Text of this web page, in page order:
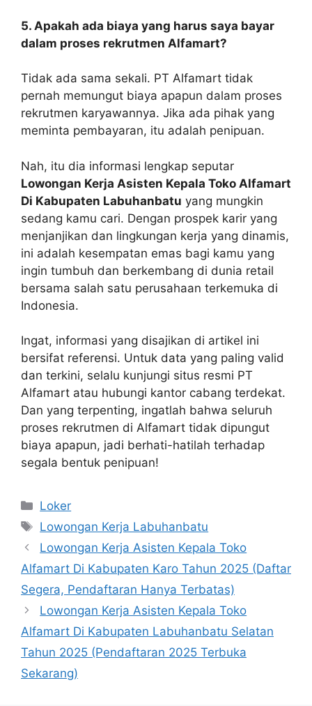
5. Apakah ada biaya yang harus saya bayar
dalam proses rekrutmen Alfamart?
Tidak ada sama sekali. PT Alfamart tidak
pernah memungut biaya apapun dalam proses
rekrutmen karyawannya. Jika ada pihak yang
meminta pembayaran, itu adalah penipuan.
Nah, itu dia informasi lengkap seputar
Lowongan Kerja Asisten Kepala Toko Alfamart
Di Kabupaten Labuhanbatu yang mungkin
sedang kamu cari. Dengan prospek karir yang
menjanjikan dan lingkungan kerja yang dinamis,
ini adalah kesempatan emas bagi kamu yang
ingin tumbuh dan berkembang di dunia retail
bersama salah satu perusahaan terkemuka di
Indonesia.
Ingat, informasi yang disajikan di artikel ini
bersifat referensi. Untuk data yang paling valid
dan terkini, selalu kunjungi situs resmi PT
Alfamart atau hubungi kantor cabang terdekat.
Dan yang terpenting, ingatlah bahwa seluruh
proses rekrutmen di Alfamart tidak dipungut
biaya apapun, jadi berhati-hatilah terhadap
segala bentuk penipuan!
Kategori
Loker
Tag
Lowongan Kerja Labuhanbatu
Lowongan Kerja Asisten Kepala Toko
Alfamart Di Kabupaten Karo Tahun 2025 (Daftar
Segera, Pendaftaran Hanya Terbatas)
Lowongan Kerja Asisten Kepala Toko
Alfamart Di Kabupaten Labuhanbatu Selatan
Tahun 2025 (Pendaftaran 2025 Terbuka
Sekarang)